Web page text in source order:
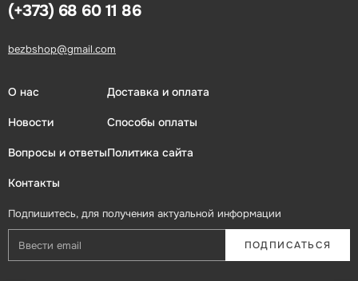
(+373) 68 60 11 86
bezbshop@gmail.com
О нас
Новости
Вопросы и ответы
Контакты
Доставка и оплата
Способы оплаты
Политика сайта
Подпишитесь, для получения актуальной информации
ПОДПИСАТЬСЯ